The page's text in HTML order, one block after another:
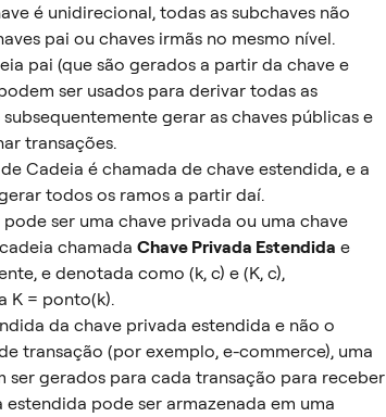
é unidirecional, todas as subchaves não
pai ou chaves irmãs no mesmo nível.
pai (que são gerados a partir da chave e
ser usados para derivar todas as
gerar as chaves públicas e
transações.
Cadeia é chamada de chave estendida, e a
todos os ramos a partir daí.
ser uma chave privada ou uma chave
chamada Chave Privada Estendida e
e denotada como (k, c) e (K, c),
K = ponto(k).
da chave privada estendida e não o
transação (por exemplo, e-commerce), uma
ser gerados para cada transação para receber
pode ser armazenada em uma